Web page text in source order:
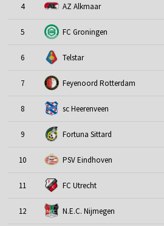
4 AZ Alkmaar
5 FC Groningen
6 Telstar
7 Feyenoord Rotterdam
8 sc Heerenveen
9 Fortuna Sittard
10 PSV Eindhoven
11 FC Utrecht
12 N.E.C. Nijmegen